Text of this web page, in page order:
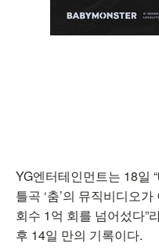
YG엔터테인먼트는 18일
틀곡 ‘춤’의 뮤직비디오
회수 1억 회를 넘어섰다”
후 14일 만의 기록이다.